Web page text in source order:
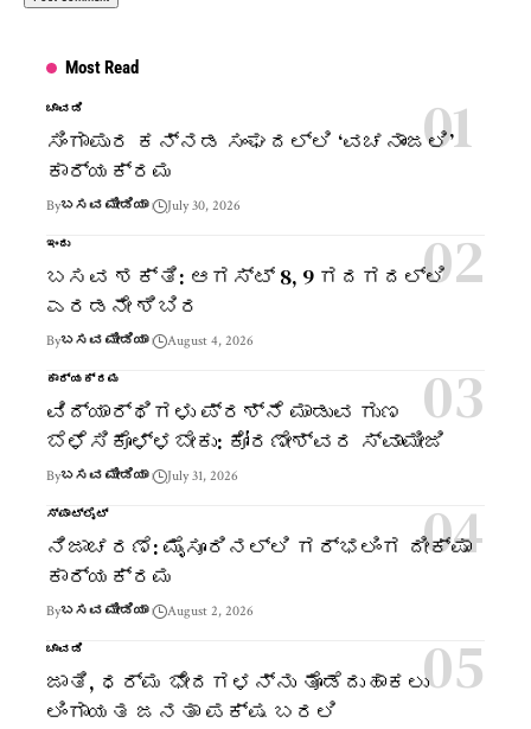
Most Read
ಚಾವಡಿ
ಸಿಂಗಾಪುರ ಕನ್ನಡ ಸಂಘದಲ್ಲಿ ‘ವಚನಾಂಜಲಿ’
ಕಾರ್ಯಕ್ರಮ
Byಬಸವ ಮೀಡಿಯಾ July 30, 2026
ಇಂದು
ಬಸವ ಶಕ್ತಿ: ಆಗಸ್ಟ್ 8, 9 ಗದಗದಲ್ಲಿ
ಎರಡನೇ ಶಿಬಿರ
Byಬಸವ ಮೀಡಿಯಾ August 4, 2026
ಕಾರ್ಯಕ್ರಮ
ವಿದ್ಯಾರ್ಥಿಗಳು ಪ್ರಶ್ನೆ ಮಾಡುವ ಗುಣ
ಬೆಳೆಸಿಕೊಳ್ಳಬೇಕು: ಕೋರಣೇಶ್ವರ ಸ್ವಾಮೀಜಿ
Byಬಸವ ಮೀಡಿಯಾ July 31, 2026
ಸ್ಪಾಟ್‌ಲೈಟ್
ನಿಜಾಚರಣೆ: ಮೈಸೂರಿನಲ್ಲಿ ಗರ್ಭಲಿಂಗ ದೀಕ್ಷಾ
ಕಾರ್ಯಕ್ರಮ
Byಬಸವ ಮೀಡಿಯಾ August 2, 2026
ಚಾವಡಿ
ಜಾತಿ, ಧರ್ಮ ಭೇದಗಳನ್ನು ತೊಡೆದುಹಾಕಲು
ಲಿಂಗಾಯತ ಜನತಾ ಪಕ್ಷ ಬರಲಿ